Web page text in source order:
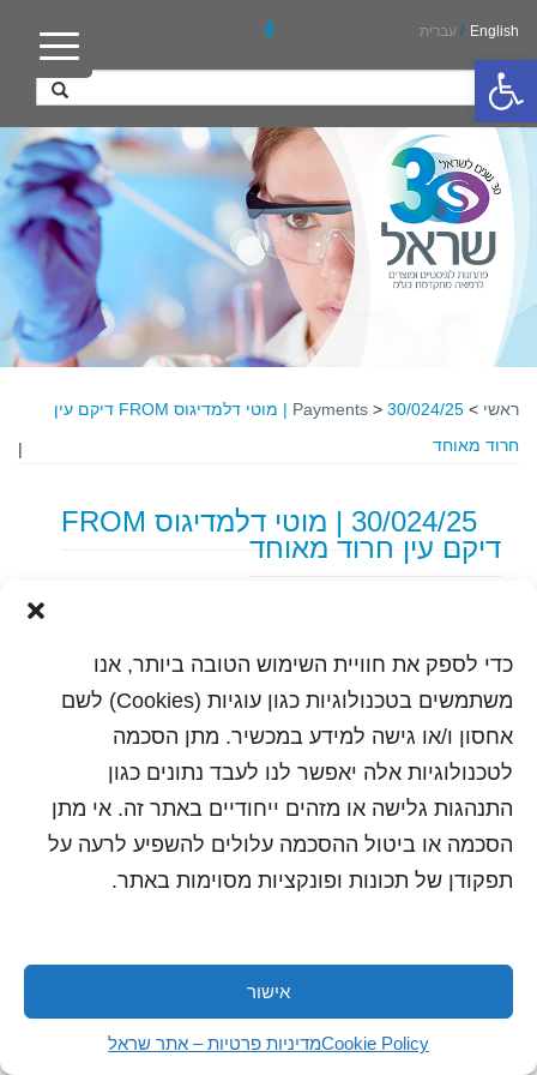
פתח סרגל נגישות
כדי לספק את חוויית השימוש הטובה ביותר, אנו
משתמשים בטכנולוגיות כגון עוגיות (Cookies) לשם
אחסון ו/או גישה למידע במכשיר. מתן הסכמה
לטכנולוגיות אלה יאפשר לנו לעבד נתונים כגון
התנהגות גלישה או מזהים ייחודיים באתר זה. אי מתן
הסכמה או ביטול ההסכמה עלולים להשפיע לרעה על
תפקודן של תכונות ופונקציות מסוימות באתר.
אישור
Cookie Policyמדיניות פרטיות – אתר שראל
English
/ עברית
ראשי >
Payments >
30/024/25 | מוטי דלמדיגוס FROM דיקם עין
חרוד מאוחד
|
30/024/25 | מוטי דלמדיגוס FROM
דיקם עין חרוד מאוחד
כל הזכויות שמורות לשראל 2018 | עיצוב ותכנות: סטודיו
"היוצרים"